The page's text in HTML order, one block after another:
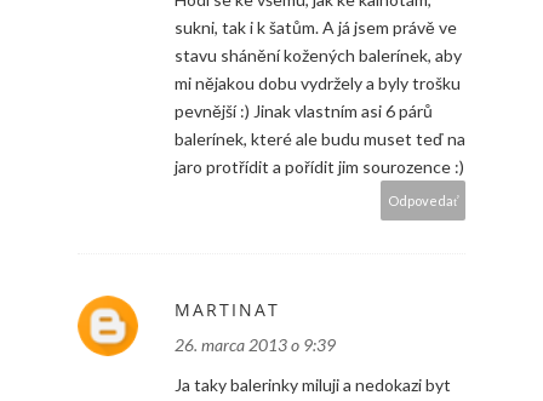
sukni, tak i k šatům. A já jsem právě ve
stavu shánění kožených balerínek, aby
mi nějakou dobu vydržely a byly trošku
pevnější :) Jinak vlastním asi 6 párů
balerínek, které ale budu muset teď na
jaro protřídit a pořídit jim sourozence :)
Odpovedať
MARTINAT
26. marca 2013 o 9:39
Ja taky balerinky miluji a nedokazi byt